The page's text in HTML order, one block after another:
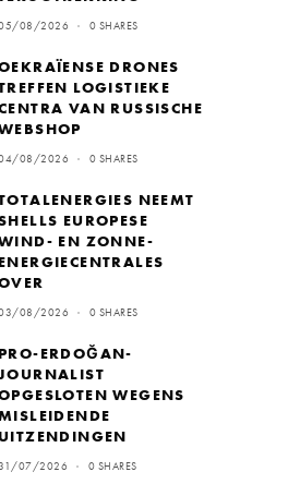
08/2026 0 SHARES
DRONES
LOGISTIEKE
VAN RUSSISCHE
08/2026 0 SHARES
NEEMT
EUROPESE
EN ZONNE-
ENERGIECENTRALES
08/2026 0 SHARES
PRO-ERDOĞAN-
WEGENS
UITZENDINGEN
07/2026 0 SHARES